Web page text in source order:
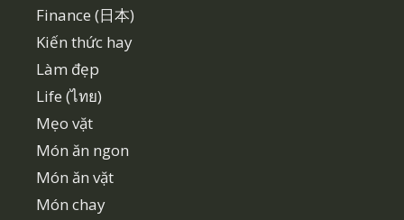
Finance (日本)
Kiến thức hay
Làm đẹp
Life (ไทย)
Mẹo vặt
Món ăn ngon
Món ăn vặt
Món chay